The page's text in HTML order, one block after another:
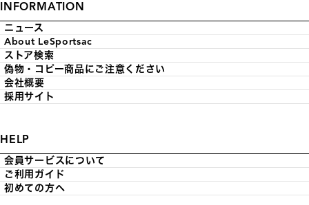
INFORMATION
ニュース
About LeSportsac
ストア検索
偽物・コピー商品にご注意ください
会社概要
採用サイト
HELP
会員サービスについて
ご利用ガイド
初めての方へ